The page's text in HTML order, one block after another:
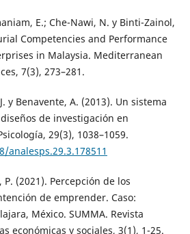
E.; Che-Nawi, N. y Binti-Zainol,
Competencies and Performance
in Malaysia. Mediterranean
7(3), 273–281.
y Benavente, A. (2013). Un sistema
de investigación en
29(3), 1038–1059.
(2021). Percepción de los
de emprender. Caso:
México. SUMMA. Revista
económicas y sociales, 3(1), 1-25.